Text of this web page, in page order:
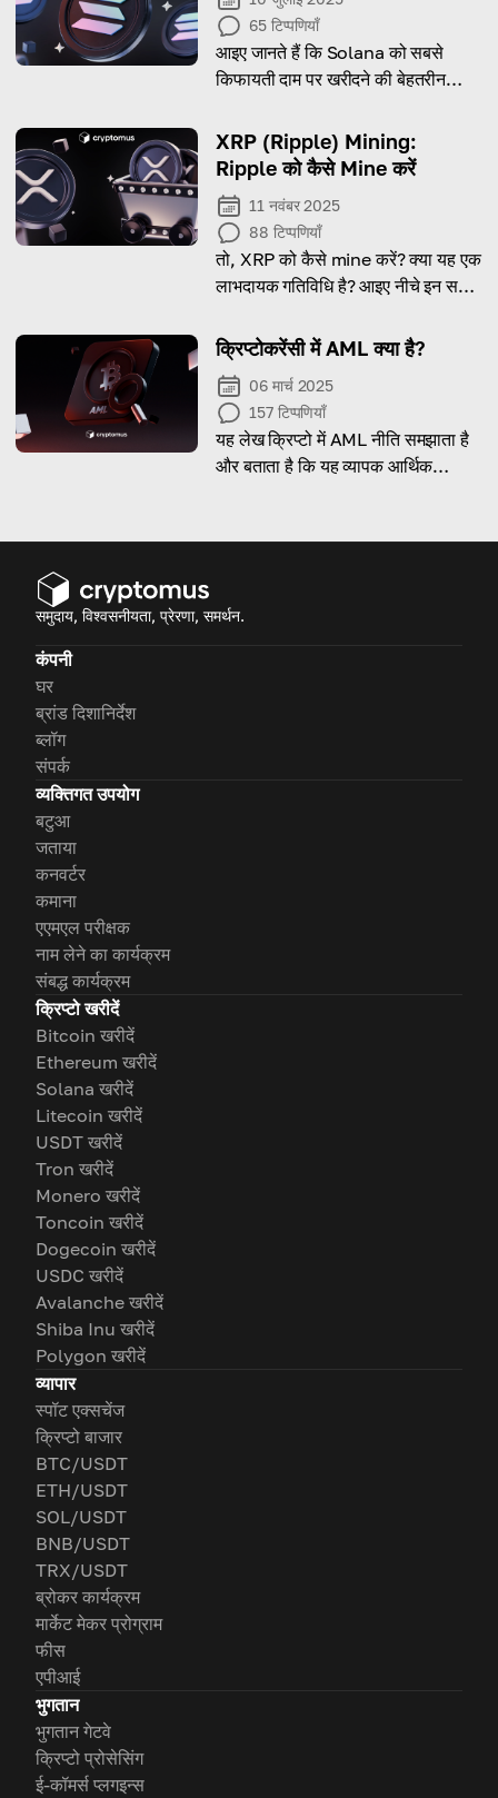
65 टिप्पणियाँ
आइए जानते हैं कि Solana को सबसे
किफायती दाम पर खरीदने की बेहतरीन
XRP (Ripple) Mining:
Ripple को कैसे Mine करें
11 नवंबर 2025
88 टिप्पणियाँ
तो, XRP को कैसे mine करें? क्या यह एक
लाभदायक गतिविधि है? आइए नीचे इन सभी
क्रिप्टोकरेंसी में AML क्या है?
06 मार्च 2025
157 टिप्पणियाँ
यह लेख क्रिप्टो में AML नीति समझाता है
और बताता है कि यह व्यापक आर्थिक
समुदाय, विश्वसनीयता, प्रेरणा, समर्थन.
कंपनी
घर
ब्रांड दिशानिर्देश
ब्लॉग
संपर्क
व्यक्तिगत उपयोग
बटुआ
जताया
कनवर्टर
कमाना
एएमएल परीक्षक
नाम लेने का कार्यक्रम
संबद्ध कार्यक्रम
क्रिप्टो खरीदें
Bitcoin खरीदें
Ethereum खरीदें
Solana खरीदें
Litecoin खरीदें
USDT खरीदें
Tron खरीदें
Monero खरीदें
Toncoin खरीदें
Dogecoin खरीदें
USDC खरीदें
Avalanche खरीदें
Shiba Inu खरीदें
Polygon खरीदें
व्यापार
स्पॉट एक्सचेंज
क्रिप्टो बाजार
BTC/USDT
ETH/USDT
SOL/USDT
BNB/USDT
TRX/USDT
ब्रोकर कार्यक्रम
मार्केट मेकर प्रोग्राम
फीस
एपीआई
भुगतान
भुगतान गेटवे
क्रिप्टो प्रोसेसिंग
ई-कॉमर्स प्लगइन्स